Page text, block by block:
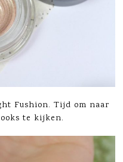
Fushion. Tijd om naar
te kijken.